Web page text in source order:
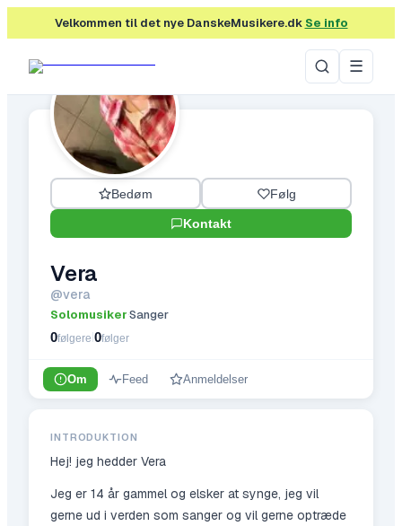
Velkommen til det nye DanskeMusikere.dk Se info
☰
Bedøm Følg
Kontakt
Vera
@vera
Solomusiker·Sanger
0følgere 0følger
Om Feed Anmeldelser
INTRODUKTION
Hej! jeg hedder Vera
Jeg er 14 år gammel og elsker at synge, jeg vil
gerne ud i verden som sanger og vil gerne optræde